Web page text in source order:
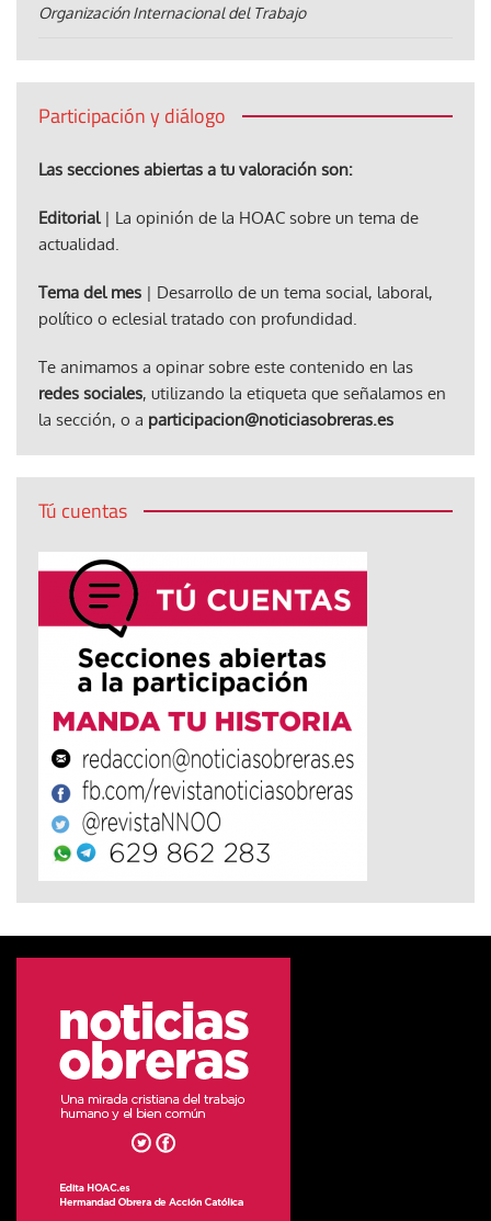
Organización Internacional del Trabajo
Participación y diálogo
Las secciones abiertas a tu valoración son:
Editorial| La opinión de la HOAC sobre un tema de
actualidad.
Tema del mes | Desarrollo de un tema social, laboral,
político o eclesial tratado con profundidad.
Te animamos a opinar sobre este contenido en las
redes sociales, utilizando la etiqueta que señalamos en
la sección, o a participacion@noticiasobreras.es
Tú cuentas